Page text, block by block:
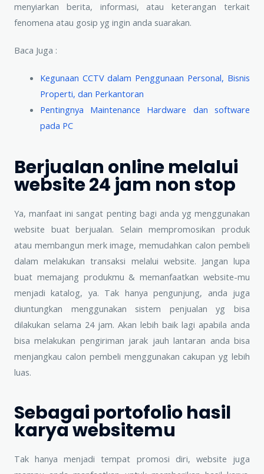
menyiarkan berita, informasi, atau keterangan terkait
fenomena atau gosip yg ingin anda suarakan.
Baca Juga :
Kegunaan CCTV dalam Penggunaan Personal, Bisnis
Properti, dan Perkantoran
Pentingnya Maintenance Hardware dan software
pada PC
Berjualan online melalui
website 24 jam non stop
Ya, manfaat ini sangat penting bagi anda yg menggunakan
website buat berjualan. Selain mempromosikan produk
atau membangun merk image, memudahkan calon pembeli
dalam melakukan transaksi melalui website. Jangan lupa
buat memajang produkmu & memanfaatkan website-mu
menjadi katalog, ya. Tak hanya pengunjung, anda juga
diuntungkan menggunakan sistem penjualan yg bisa
dilakukan selama 24 jam. Akan lebih baik lagi apabila anda
bisa melakukan pengiriman jarak jauh lantaran anda bisa
menjangkau calon pembeli menggunakan cakupan yg lebih
luas.
Sebagai portofolio hasil
karya websitemu
Tak hanya menjadi tempat promosi diri, website juga